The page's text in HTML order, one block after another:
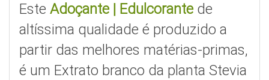
Este Adoçante | Edulcorante de
altíssima qualidade é produzido a
partir das melhores matérias-primas,
é um Extrato branco da planta Stevia